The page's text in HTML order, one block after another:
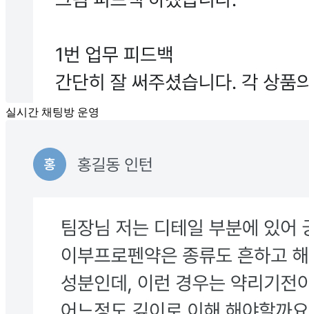
실시간 채팅방 운영